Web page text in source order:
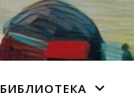
БИБЛИОТЕКА